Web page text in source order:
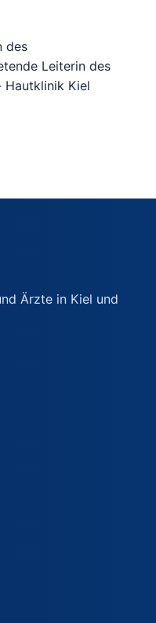
des
Leiterin des
Hautklinik Kiel
Ärzte in Kiel und